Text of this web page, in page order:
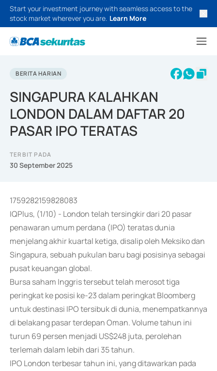
Start your investment journey with seamless access to the
stock market wherever you are. Learn More
BERITA HARIAN
SINGAPURA KALAHKAN
LONDON DALAM DAFTAR 20
PASAR IPO TERATAS
TERBIT PADA
30 September 2025
1759282159828083
IQPlus, (1/10) - London telah tersingkir dari 20 pasar
penawaran umum perdana (IPO) teratas dunia
menjelang akhir kuartal ketiga, disalip oleh Meksiko dan
Singapura, sebuah pukulan baru bagi posisinya sebagai
pusat keuangan global.
Bursa saham Inggris tersebut telah merosot tiga
peringkat ke posisi ke-23 dalam peringkat Bloomberg
untuk destinasi IPO tersibuk di dunia, menempatkannya
di belakang pasar terdepan Oman. Volume tahun ini
turun 69 persen menjadi US$248 juta, perolehan
terlemah dalam lebih dari 35 tahun.
IPO London terbesar tahun ini, yang ditawarkan pada